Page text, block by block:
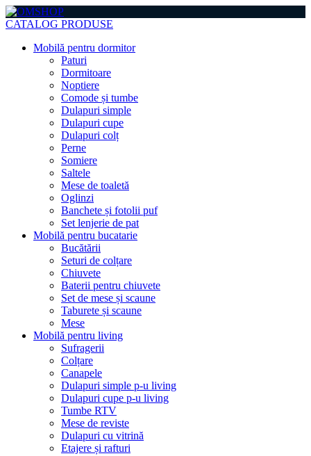
CATALOG PRODUSE
Mobilă pentru dormitor
Paturi
Dormitoare
Noptiere
Comode și tumbe
Dulapuri simple
Dulapuri cupe
Dulapuri colț
Perne
Somiere
Saltele
Mese de toaletă
Oglinzi
Banchete și fotolii puf
Set lenjerie de pat
Mobilă pentru bucatarie
Bucătării
Seturi de colțare
Chiuvete
Baterii pentru chiuvete
Set de mese și scaune
Taburete și scaune
Mese
Mobilă pentru living
Sufragerii
Colțare
Canapele
Dulapuri simple p-u living
Dulapuri cupe p-u living
Tumbe RTV
Mese de reviste
Dulapuri cu vitrină
Etajere și rafturi